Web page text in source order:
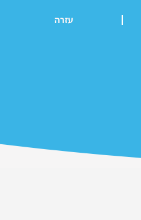
עזרה